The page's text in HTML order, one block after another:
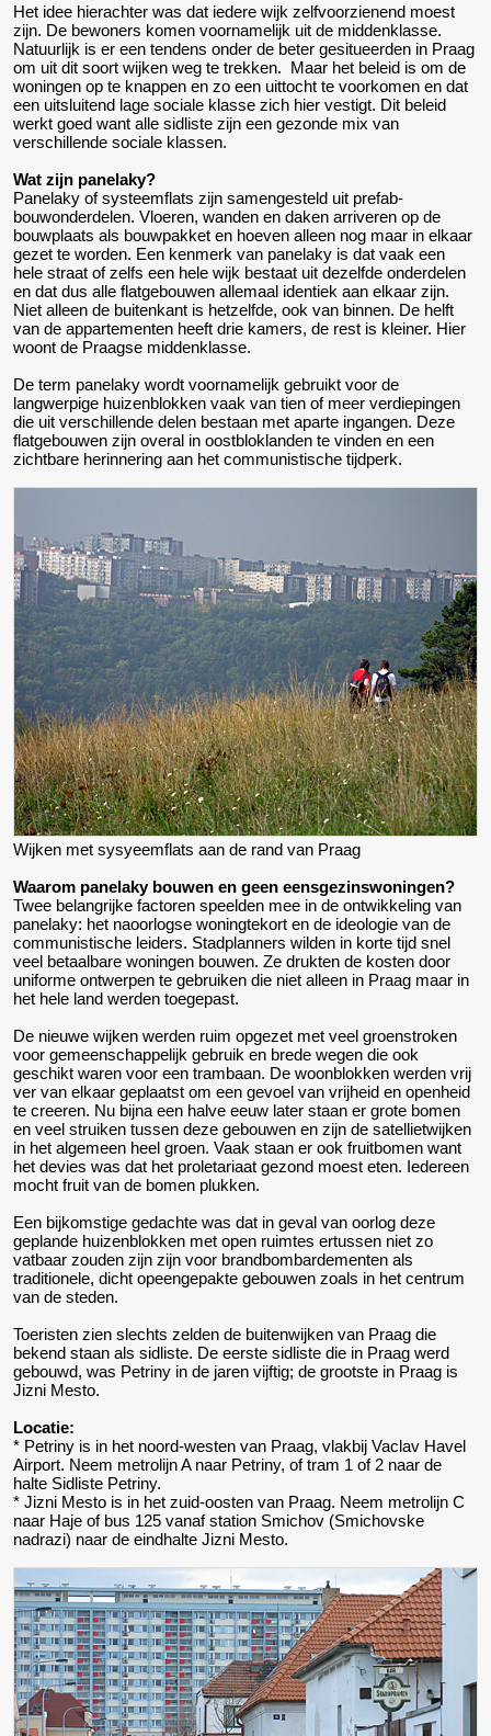
Het idee hierachter was dat iedere wijk zelfvoorzienend moest
zijn. De bewoners komen voornamelijk uit de middenklasse.
Natuurlijk is er een tendens onder de beter gesitueerden in Praag
om uit dit soort wijken weg te trekken. Maar het beleid is om de
woningen op te knappen en zo een uittocht te voorkomen en dat
een uitsluitend lage sociale klasse zich hier vestigt. Dit beleid
werkt goed want alle sidliste zijn een gezonde mix van
verschillende sociale klassen.
Wat zijn panelaky?
Panelaky of systeemflats zijn samengesteld uit prefab-
bouwonderdelen. Vloeren, wanden en daken arriveren op de
bouwplaats als bouwpakket en hoeven alleen nog maar in elkaar
gezet te worden. Een kenmerk van panelaky is dat vaak een
hele straat of zelfs een hele wijk bestaat uit dezelfde onderdelen
en dat dus alle flatgebouwen allemaal identiek aan elkaar zijn.
Niet alleen de buitenkant is hetzelfde, ook van binnen. De helft
van de appartementen heeft drie kamers, de rest is kleiner. Hier
woont de Praagse middenklasse.
De term panelaky wordt voornamelijk gebruikt voor de
langwerpige huizenblokken vaak van tien of meer verdiepingen
die uit verschillende delen bestaan met aparte ingangen. Deze
flatgebouwen zijn overal in oostbloklanden te vinden en een
zichtbare herinnering aan het communistische tijdperk.
Wijken met sysyeemflats aan de rand van Praag
Waarom panelaky bouwen en geen eensgezinswoningen?
Twee belangrijke factoren speelden mee in de ontwikkeling van
panelaky: het naoorlogse woningtekort en de ideologie van de
communistische leiders. Stadplanners wilden in korte tijd snel
veel betaalbare woningen bouwen. Ze drukten de kosten door
uniforme ontwerpen te gebruiken die niet alleen in Praag maar in
het hele land werden toegepast.
De nieuwe wijken werden ruim opgezet met veel groenstroken
voor gemeenschappelijk gebruik en brede wegen die ook
geschikt waren voor een trambaan. De woonblokken werden vrij
ver van elkaar geplaatst om een gevoel van vrijheid en openheid
te creeren. Nu bijna een halve eeuw later staan er grote bomen
en veel struiken tussen deze gebouwen en zijn de satellietwijken
in het algemeen heel groen. Vaak staan er ook fruitbomen want
het devies was dat het proletariaat gezond moest eten. Iedereen
mocht fruit van de bomen plukken.
Een bijkomstige gedachte was dat in geval van oorlog deze
geplande huizenblokken met open ruimtes ertussen niet zo
vatbaar zouden zijn zijn voor brandbombardementen als
traditionele, dicht opeengepakte gebouwen zoals in het centrum
van de steden.
Toeristen zien slechts zelden de buitenwijken van Praag die
bekend staan als sidliste. De eerste sidliste die in Praag werd
gebouwd, was Petriny in de jaren vijftig; de grootste in Praag is
Jizni Mesto.
Locatie:
* Petriny is in het noord-westen van Praag, vlakbij Vaclav Havel
Airport. Neem metrolijn A naar Petriny, of tram 1 of 2 naar de
halte Sidliste Petriny.
* Jizni Mesto is in het zuid-oosten van Praag. Neem metrolijn C
naar Haje of bus 125 vanaf station Smichov (Smichovske
nadrazi) naar de eindhalte Jizni Mesto.